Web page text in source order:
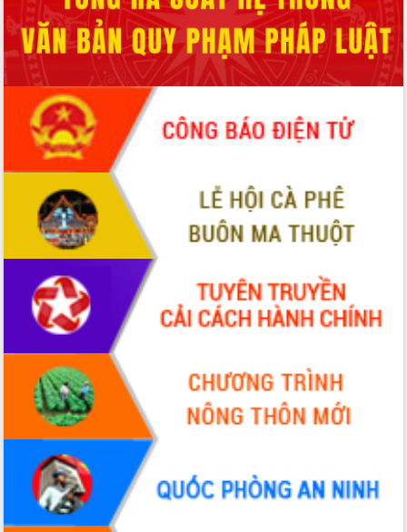
Lắk
Khơi thông điểm nghẽn, đẩy nhanh
giải ngân vốn khắc phục thiên tai
HĐND tỉnh thông qua điều chỉnh Quy
hoạch tỉnh thời kỳ 2021-2030
Hội thảo góp ý hồ sơ điều chỉnh quy
hoạch tỉnh Đắk Lắk thời kỳ 2021-2030,
tầm nhìn đến năm 2050
Nâng cao hiệu quả hoạt động của các
doanh nghiệp nhà nước
Hội nghị triển khai kết nối mạng
truyền số liệu chuyên dùng phục vụ cơ
quan Đảng, Nhà nước
Lễ phát động chuỗi hoạt động chung
tay làm sạch môi trường
Xã Ea Kar bước chuyển mình trong
công tác cải cách hành chính mô hình
mới
UBND tỉnh họp báo định kỳ tháng 4
năm 2026
Hội thảo khoa học “Giải pháp thúc đẩy
phát triển nền kinh tế xanh tại tỉnh
Đắk Lắk”
Tăng cường giám sát, đôn đốc thực
hiện nhiệm vụ quản lý tài sản công
hàng tuần